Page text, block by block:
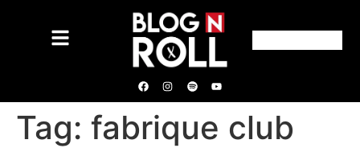
Tag: fabrique club